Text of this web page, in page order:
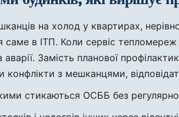
на холод у квартирах,
в ІТП. Коли сервіс
Замість планової
конфлікти з мешканцями,
стикаються ОСББ без